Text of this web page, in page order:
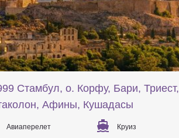
Стамбул, о. Корфу, Бари, Триест,
Афины, Кушадасы
Авиаперелет Круиз